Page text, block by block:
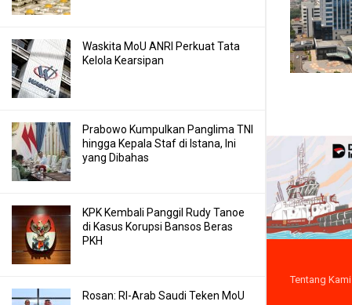
Waskita MoU ANRI Perkuat Tata
Kelola Kearsipan
Prabowo Kumpulkan Panglima TNI
hingga Kepala Staf di Istana, Ini
yang Dibahas
KPK Kembali Panggil Rudy Tanoe
di Kasus Korupsi Bansos Beras
PKH
Rosan: RI-Arab Saudi Teken MoU
Tentang Kami